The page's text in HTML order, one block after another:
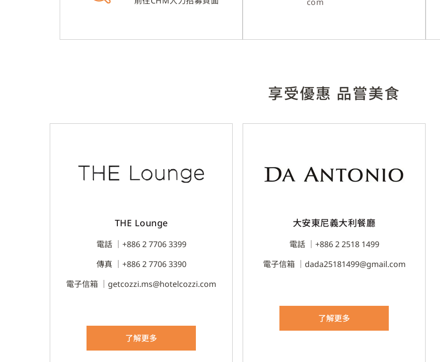
享受優惠 品嘗美食
THE Lounge
電話 ｜ +886 2 7706 3399
傳真 ｜ +886 2 7706 3390
電子信箱 ｜ getcozzi.ms@hotelcozzi.com
了解更多
大安東尼義大利餐廳
電話 ｜ +886 2 2518 1499
電子信箱 ｜ dada25181499@gmail.com
了解更多